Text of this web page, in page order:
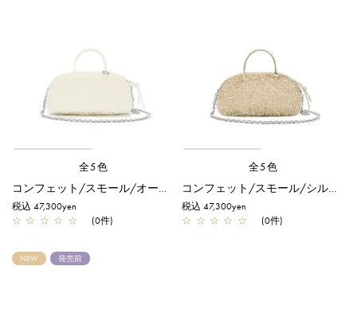
全5色
コンフェット/スモール/オーロラトラスパレンテ【オンラインストア先行販売カラー】
税込 47,300yen
☆ ☆ ☆ ☆ ☆ (0件)
全5色
コンフェット/スモール/シルバーゴールド
税込 47,300yen
☆ ☆ ☆ ☆ ☆ (0件)
NEW 発売前